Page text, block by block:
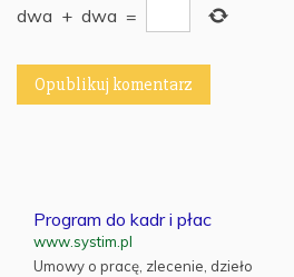
dwa + dwa =
Program do kadr i płac
www.systim.pl
Umowy o pracę, zlecenie, dzieło